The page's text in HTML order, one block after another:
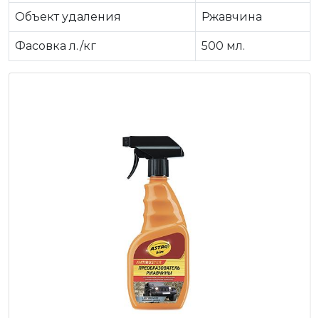
Объект удаления Ржавчина
Фасовка л./кг 500 мл.